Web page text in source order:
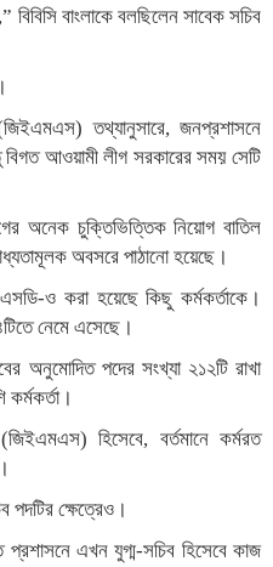
বাংলাকে বলছিলেন সাবেক সচিব
(জিইএমএস) তথ্যানুসারে, জনপ্রশাসনে
আওয়ামী লীগ সরকারের সময় সেটি
অনেক চুক্তিভিত্তিক নিয়োগ বাতিল
অবসরে পাঠানো হয়েছে।
ও করা হয়েছে কিছু কর্মকর্তাকে।
নেমে এসেছে।
অনুমোদিত পদের সংখ্যা ২১২টি রাখা
হিসেবে, বর্তমানে কর্মরত
পদটির ক্ষেত্রেও।
এখন যুগ্ম-সচিব হিসেবে কাজ